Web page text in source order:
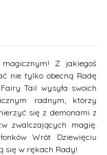
Z jakiegoś
nie tylko obecną Radę
Tail wysyła swoich
radnym, którzy
się z demonami z
zwalczających magię.
Wrót Dziewięciu
się w rękach Rady!